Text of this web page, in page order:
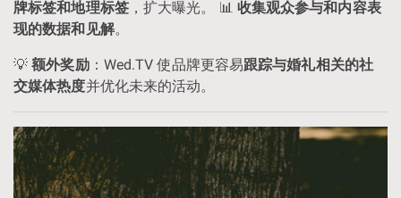
牌标签和地理标签，扩大曝光。 📊 收集观众参与和内容表
现的数据和见解。
💡额外奖励：Wed.TV 使品牌更容易跟踪与婚礼相关的社
交媒体热度并优化未来的活动。